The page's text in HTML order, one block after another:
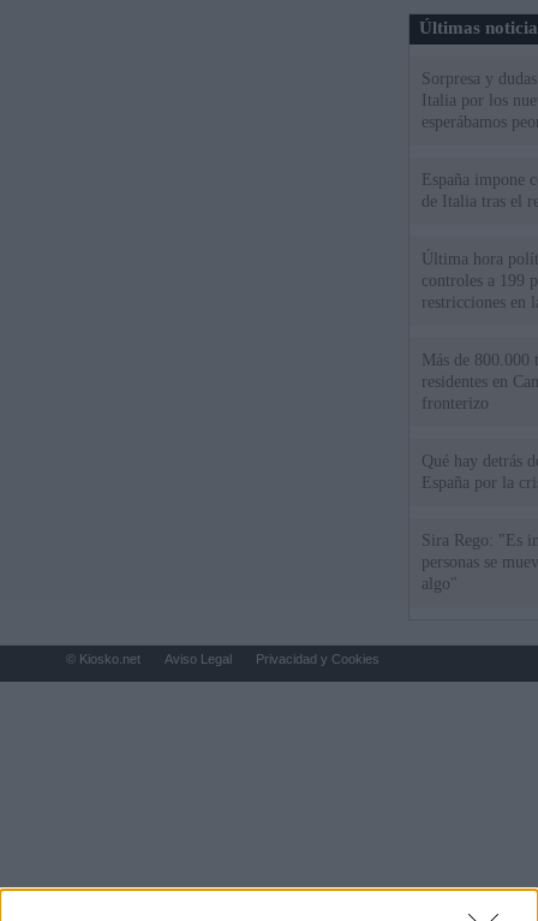
Últimas
Sorpresa y
Italia por los
esperábamos
España impone
de Italia tras el
Última hora
controles a 199
restricciones en
Más de 800.000
residentes en
fronterizo
Qué hay detrás
España por la
Sira Rego: "Es
personas se
algo"
© Kiosko.net Aviso Legal Privacidad y Cookies